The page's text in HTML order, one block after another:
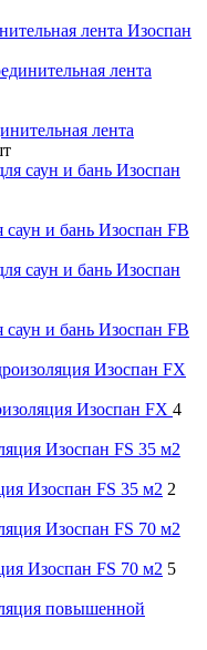
лента Изоспан
лента
и бань Изоспан FB
и бань Изоспан FB
Изоспан FХ 4
Изоспан FS 35 м2 2
Изоспан FS 70 м2 5